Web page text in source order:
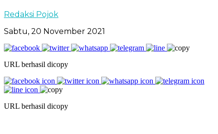
Redaksi Pojok
Sabtu, 20 November 2021
URL berhasil dicopy
URL berhasil dicopy